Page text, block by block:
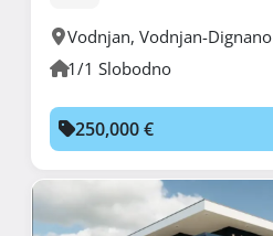
Vodnjan, Vodnjan-Dignano
1/1 Slobodno
250,000 €